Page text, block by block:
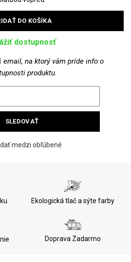
DO KOŠÍKA
dostupnosť
email, na ktorý vám príde info o
produktu.
SLEDOVAŤ
medzi obľúbené
Ekologická tlač a sýte farby
Doprava Zadarmo